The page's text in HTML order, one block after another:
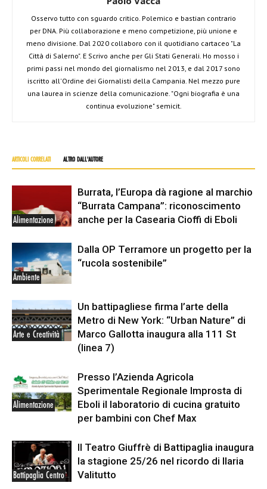
Osservo tutto con sguardo critico. Polemico e bastian contrario
per DNA. Più collaborazione e meno competizione, più unione e
meno divisione. Dal 2020 collaboro con il quotidiano cartaceo "La
Città di Salerno". E Scrivo anche per Gli Stati Generali. Ho mosso i
primi passi nel mondo del giornalismo nel 2013, e dal 2017 sono
iscritto all'Ordine dei Giornalisti della Campania. Nel mezzo pure
una laurea in scienze della comunicazione. "Ogni biografia è una
continua evoluzione" semicit.
ARTICOLI CORRELATI ALTRO DALL'AUTORE
Alimentazione
Burrata, l’Europa dà ragione al marchio
“Burrata Campana”: riconoscimento
anche per la Casearia Cioffi di Eboli
Ambiente
Dalla OP Terramore un progetto per la
“rucola sostenibile”
Arte e Creatività
Un battipagliese firma l’arte della
Metro di New York: “Urban Nature” di
Marco Gallotta inaugura alla 111 St
(linea 7)
Alimentazione
Presso l’Azienda Agricola
Sperimentale Regionale Improsta di
Eboli il laboratorio di cucina gratuito
per bambini con Chef Max
Battipaglia Centro
Il Teatro Giuffrè di Battipaglia inaugura
la stagione 25/26 nel ricordo di Ilaria
Valitutto